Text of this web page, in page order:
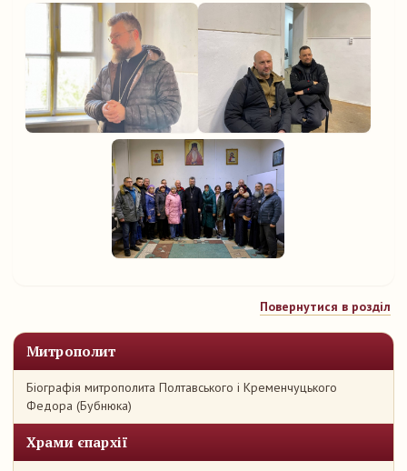
Митрополит
Біографія митрополита Полтавського і Кременчуцького
Федора (Бубнюка)
Храми єпархії
Повернутися в розділ